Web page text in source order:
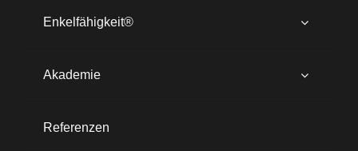
Enkelfähigkeit®
Akademie
Referenzen